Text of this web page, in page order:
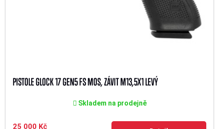
PISTOLE GLOCK 17 GEN5 FS MOS, ZÁVIT M13,5X1 LEVÝ
Skladem na prodejně
25 000 Kč